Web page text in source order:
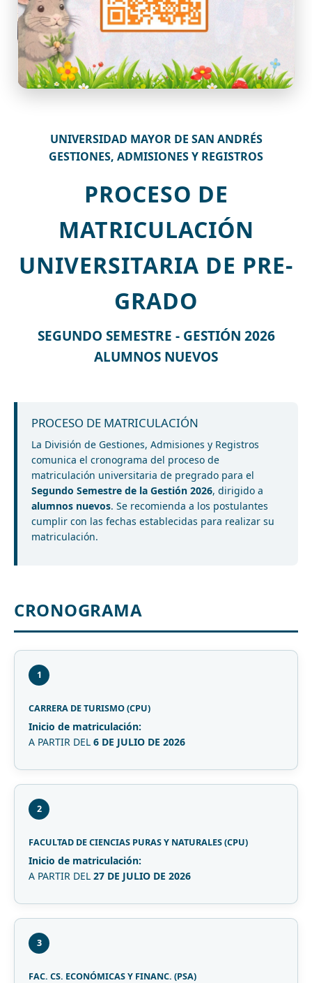
UNIVERSIDAD MAYOR DE SAN ANDRÉS
GESTIONES, ADMISIONES Y REGISTROS
PROCESO DE
MATRICULACIÓN
UNIVERSITARIA DE PRE-
GRADO
SEGUNDO SEMESTRE - GESTIÓN 2026
ALUMNOS NUEVOS
PROCESO DE MATRICULACIÓN
La División de Gestiones, Admisiones y Registros
comunica el cronograma del proceso de
matriculación universitaria de pregrado para el
Segundo Semestre de la Gestión 2026, dirigido a
alumnos nuevos. Se recomienda a los postulantes
cumplir con las fechas establecidas para realizar su
matriculación.
CRONOGRAMA
1
CARRERA DE TURISMO (CPU)
Inicio de matriculación:
A PARTIR DEL 6 DE JULIO DE 2026
2
FACULTAD DE CIENCIAS PURAS Y NATURALES (CPU)
Inicio de matriculación:
A PARTIR DEL 27 DE JULIO DE 2026
3
FAC. CS. ECONÓMICAS Y FINANC. (PSA)